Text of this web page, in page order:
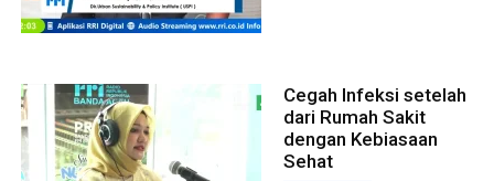
Cegah Infeksi setelah
dari Rumah Sakit
dengan Kebiasaan
Sehat